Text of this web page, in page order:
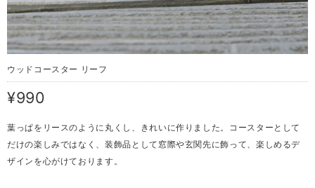
ウッドコースター リーフ
¥990
葉っぱをリースのように丸くし、きれいに作りました。コースターとして
だけの楽しみではなく、装飾品として窓際や玄関先に飾って、楽しめるデ
ザインを心がけております。